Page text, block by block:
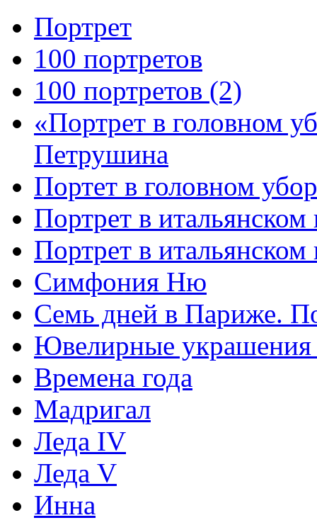
Портрет
100 портретов
100 портретов (2)
«Портрет в головном
Петрушина
Портет в головном
Портрет в
Портрет в
Симфония Ню
Семь дней в Париже.
Ювелирные украшения
Времена года
Мадригал
Леда IV
Леда V
Инна